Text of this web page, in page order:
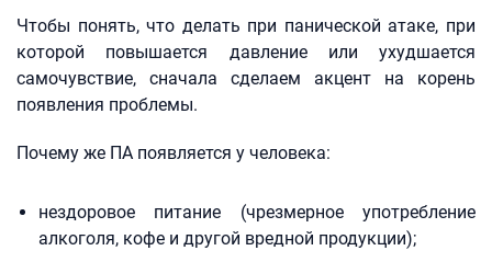
Чтобы понять, что делать при панической атаке, при
которой повышается давление или ухудшается
самочувствие, сначала сделаем акцент на корень
появления проблемы.
Почему же ПА появляется у человека:
нездоровое питание (чрезмерное употребление
алкоголя, кофе и другой вредной продукции);